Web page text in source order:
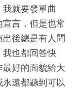
就要發單曲
言，但是也常
後總是有人問
我也都回答快
好的面貌給大
遠都聽到可以